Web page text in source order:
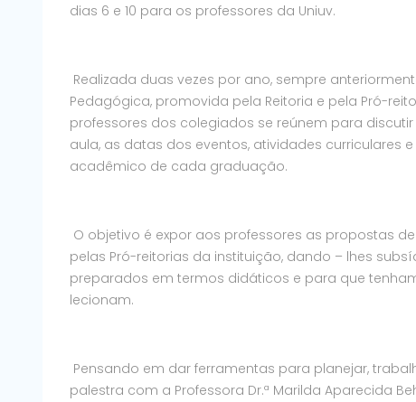
dias 6 e 10 para os professores da Uniuv.
Realizada duas vezes por ano, sempre
Pedagógica, promovida pela Reitoria e pela Pró-
professores dos colegiados se reúnem para
aula, as datas dos eventos, atividades curriculares
acadêmico de cada graduação.
O objetivo é expor aos professores as propostas
pelas Pró-reitorias da instituição, dando – lhes
preparados em termos didáticos e para que
lecionam.
Pensando em dar ferramentas para planejar,
palestra com a Professora Dr.ª Marilda Aparecida